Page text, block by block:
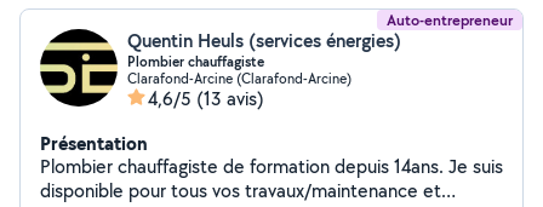
Auto-entrepreneur
Quentin Heuls (services énergies)
Plombier chauffagiste
Clarafond-Arcine (Clarafond-Arcine)
4,6/5 (13 avis)
Présentation
Plombier chauffagiste de formation depuis 14ans. Je suis
disponible pour tous vos travaux/maintenance et